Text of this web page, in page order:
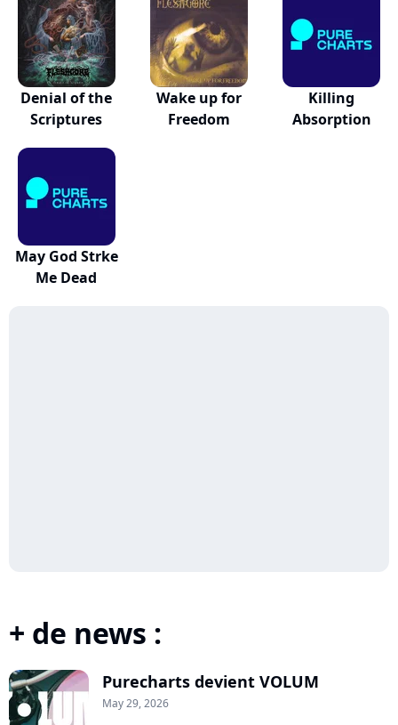
Denial of the
Scriptures
Wake up for
Freedom
Killing
Absorption
May God Strke
Me Dead
+ de news :
Purecharts devient VOLUM
May 29, 2026